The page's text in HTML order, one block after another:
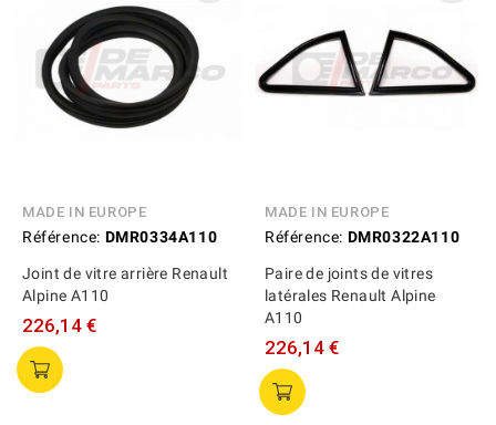
MADE IN EUROPE
Référence: DMR0334A110
Joint de vitre arrière Renault
Alpine A110
226,14 €
MADE IN EUROPE
Référence: DMR0322A110
Paire de joints de vitres
latérales Renault Alpine
A110
226,14 €